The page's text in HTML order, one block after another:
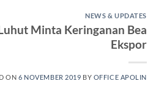
NEWS & UPDATES
Minta Keringanan Bea
Ekspor
ON6 NOVEMBER 2019 BY OFFICE APOLIN